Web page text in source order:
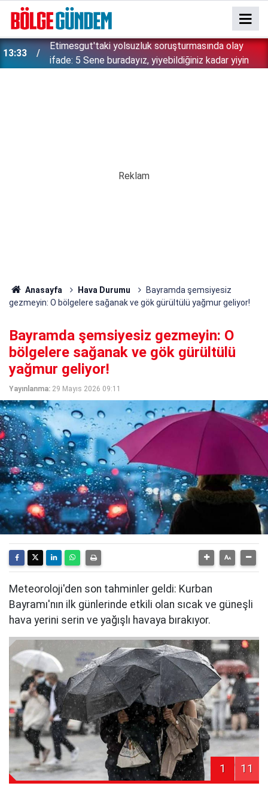
13:33
Etimesgut'taki yolsuzluk soruşturmasında olay
ifade: 5 Sene buradayız, yiyebildiğiniz kadar yiyin
Anasayfa Hava Durumu
Bayramda şemsiyesiz
gezmeyin: O bölgelere sağanak ve gök gürültülü yağmur geliyor!
Bayramda şemsiyesiz gezmeyin: O
bölgelere sağanak ve gök gürültülü
yağmur geliyor!
Yayınlanma: 29 Mayıs 2026 09:11
Meteoroloji'den son tahminler geldi: Kurban
Bayramı'nın ilk günlerinde etkili olan sıcak ve güneşli
hava yerini serin ve yağışlı havaya bırakıyor.
1 11